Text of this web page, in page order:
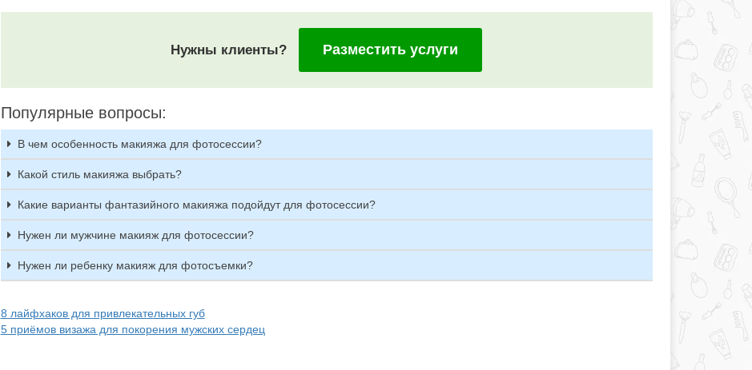
Нужны клиенты? Разместить услуги
Популярные вопросы:
В чем особенность макияжа для фотосессии?
Какой стиль макияжа выбрать?
Какие варианты фантазийного макияжа подойдут для фотосессии?
Нужен ли мужчине макияж для фотосессии?
Нужен ли ребенку макияж для фотосъемки?
8 лайфхаков для привлекательных губ
5 приёмов визажа для покорения мужских сердец